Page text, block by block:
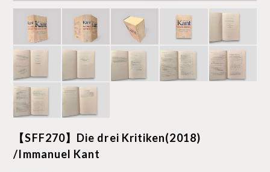
【SFF270】Die drei Kritiken(2018)
/Immanuel Kant